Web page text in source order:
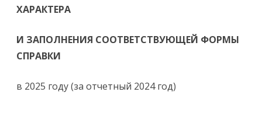
ХАРАКТЕРА
И ЗАПОЛНЕНИЯ СООТВЕТСТВУЮЩЕЙ ФОРМЫ
СПРАВКИ
в 2025 году (за отчетный 2024 год)